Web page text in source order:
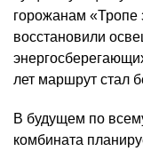
горожанам «Тропе
восстановили
лет маршрут стал
В будущем по
комбината